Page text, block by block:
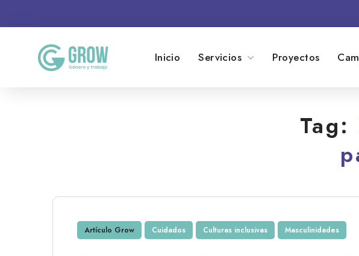
Inicio Servicios Proyectos
Tag:
Artículo Grow Cuidados Culturas inclusivas Masculinidades